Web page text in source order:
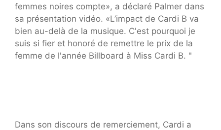
femmes noires compte», a déclaré Palmer dans
sa présentation vidéo. «L’impact de Cardi B va
bien au-delà de la musique. C'est pourquoi je
suis si fier et honoré de remettre le prix de la
femme de l'année Billboard à Miss Cardi B. "
Dans son discours de remerciement, Cardi a